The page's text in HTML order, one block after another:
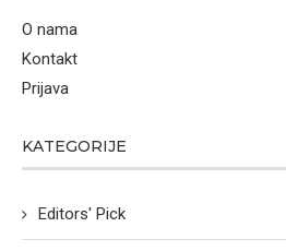
O nama
Kontakt
Prijava
KATEGORIJE
Editors' Pick